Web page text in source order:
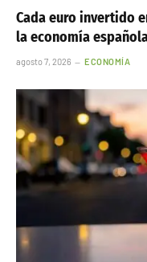
Cada euro invertido
la economía
agosto 7, 2026 ECONOMÍA